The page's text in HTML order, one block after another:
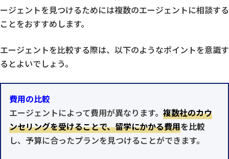
ージェントを見つけるためには複数のエージェントに相談する
ことをおすすめします。
エージェントを比較する際は、以下のようなポイントを意識す
るとよいでしょう。
費用の比較
エージェントによって費用が異なります。 複数社のカウ
ンセリングを受けることで、留学にかかる費用を比較
し、予算に合ったプランを見つけることができます。